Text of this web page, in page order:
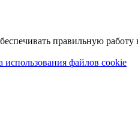
правильную работу
использования файлов cookie